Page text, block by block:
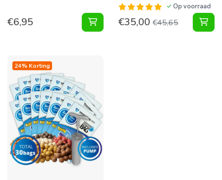
€6,95 Vacuumzakken 40X60 [Set 2
Op voorraad
€35,00 €45,65
24% Korting